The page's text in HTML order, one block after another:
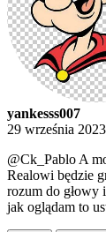
yankesss007
29 września 2023
@Ck_Pablo A
Realowi będzie
rozum do głowy
jak oglądam to